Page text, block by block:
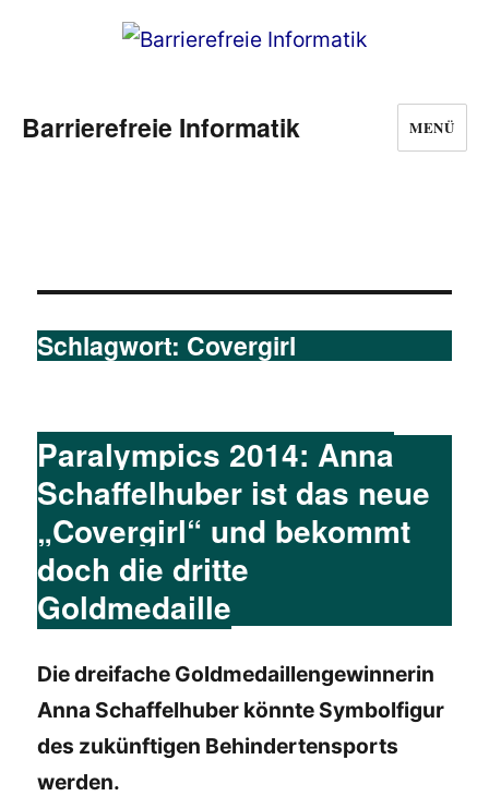
Barrierefreie Informatik MENÜ
Schlagwort: Covergirl
Paralympics 2014: Anna
Schaffelhuber ist das neue
„Covergirl“ und bekommt
doch die dritte
Goldmedaille
Die dreifache Goldmedaillengewinnerin
Anna Schaffelhuber könnte Symbolfigur
des zukünftigen Behindertensports
werden.